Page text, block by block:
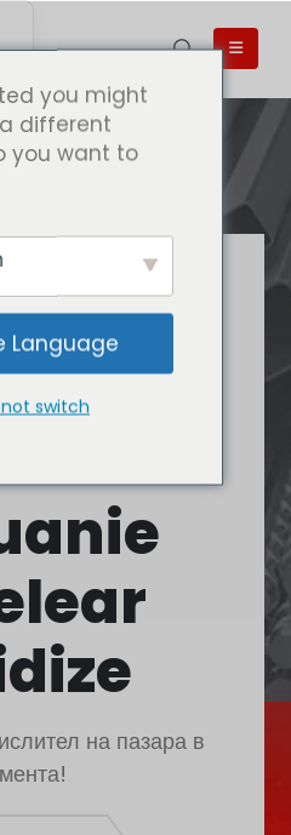
на пазара в
you might
different
you want to
Language
switch